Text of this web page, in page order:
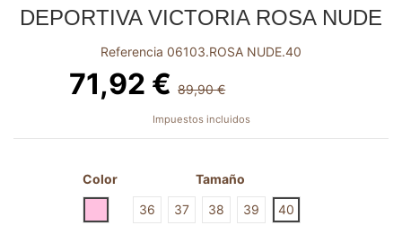
DEPORTIVA VICTORIA ROSA NUDE
Referencia 06103.ROSA NUDE.40
71,92 € 89,90 €
Impuestos incluidos
Color
ROSA NUDE
Tamaño
36
37 38 39 40